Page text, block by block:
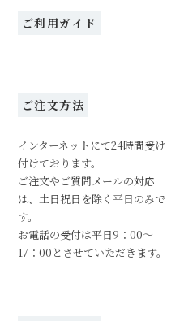
ご利用ガイド
ご注文方法
インターネットにて24時間受け
付けております。
ご注文やご質問メールの対応
は、土日祝日を除く平日のみで
す。
お電話の受付は平日9：00～
17：00とさせていただきます。